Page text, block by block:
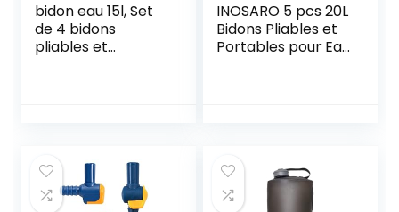
bidon eau 15l, Set
de 4 bidons
pliables et
Sport,Camping,Ra
ndonnée,Pique-
niques,Barbecues,
INOSARO 5 pcs 20L
Bidons Pliables et
Portables pour Eau
Convient pour
Randonnée
Camping Pique-